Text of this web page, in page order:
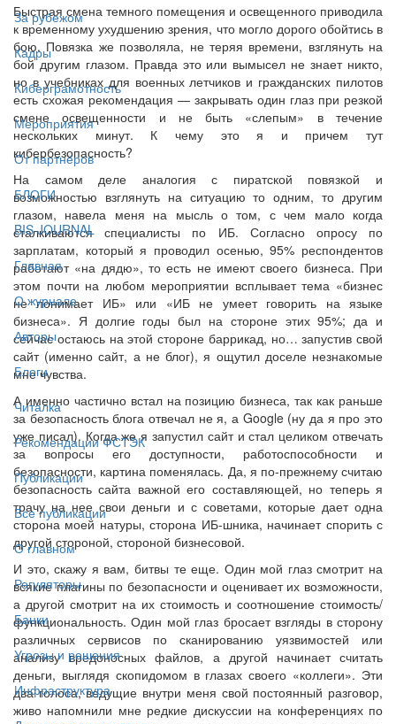
За рубежом
Кадры
Киберграмотность
Мероприятия
От партнёров
БЛОГИ
BIS JOURNAL
Главная
О журнале
Авторы
Блоги
Читалка
Рекомендации ФСТЭК
Публикации
Все публикации
О главном
Регуляторы
Банки
Угрозы и решения
Инфраструктура
Быстрая смена темного помещения и освещенного приводила
к временному ухудшению зрения, что могло дорого обойтись в
бою. Повязка же позволяла, не теряя времени, взглянуть на
бой другим глазом. Правда это или вымысел не знает никто,
но в учебниках для военных летчиков и гражданских пилотов
есть схожая рекомендация — закрывать один глаз при резкой
смене освещенности и не быть «слепым» в течение
нескольких минут. К чему это я и причем тут
кибербезопасность?
На самом деле аналогия с пиратской повязкой и
возможностью взглянуть на ситуацию то одним, то другим
глазом, навела меня на мысль о том, с чем мало когда
сталкиваются специалисты по ИБ. Согласно опросу по
зарплатам, который я проводил осенью, 95% респондентов
работают «на дядю», то есть не имеют своего бизнеса. При
этом почти на любом мероприятии всплывает тема «бизнес
не понимает ИБ» или «ИБ не умеет говорить на языке
бизнеса». Я долгие годы был на стороне этих 95%; да и
сейчас остаюсь на этой стороне баррикад, но… запустив свой
сайт (именно сайт, а не блог), я ощутил доселе незнакомые
мне чувства.
А именно частично встал на позицию бизнеса, так как раньше
за безопасность блога отвечал не я, а Google (ну да я про это
уже писал). Когда же я запустил сайт и стал целиком отвечать
за вопросы его доступности, работоспособности и
безопасности, картина поменялась. Да, я по-прежнему считаю
безопасность сайта важной его составляющей, но теперь я
трачу на нее свои деньги и с советами, которые дает одна
сторона моей натуры, сторона ИБ-шника, начинает спорить с
другой стороной, стороной бизнесовой.
И это, скажу я вам, битвы те еще. Один мой глаз смотрит на
всякие плагины по безопасности и оценивает их возможности,
а другой смотрит на их стоимость и соотношение стоимость/
функциональность. Один мой глаз бросает взгляды в сторону
различных сервисов по сканированию уязвимостей или
анализу вредоносных файлов, а другой начинает считать
деньги, выглядя скопидомом в глазах своего «коллеги». Эти
два голоса, ведущие внутри меня свой постоянный разговор,
живо напомнили мне редкие дискуссии на конференциях по